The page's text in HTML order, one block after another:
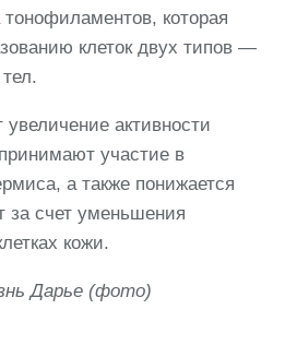
которая
клеток двух типов —
активности
участие в
а также понижается
за счет уменьшения
кожи.
Дарье (фото)